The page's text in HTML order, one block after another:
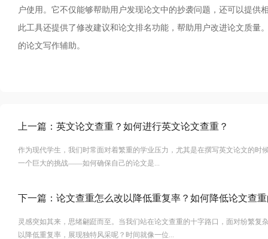
户使用。它不仅能够帮助用户发现论文中的抄袭问题，还可以提
此工具还提供了修改建议和论文排名功能，帮助用户改进论文质量
的论文写作辅助。
上一篇： 英文论文查重？如何进行英文论文查重？
作为现代学生，我们时常面对着繁重的学业压力，尤其是在撰写英文论文的时
一个巨大的挑战——如何确保自己的论文是...
下一篇： 论文查重怎么改以降低重复率？如何降低论文查
灵感突如其来，思绪翩跹而至。当我们站在论文查重的十字路口，面对纷繁复
以降低重复率，展现独特风采呢？时间就像一位...